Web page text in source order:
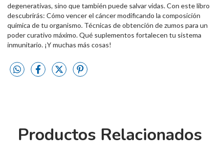
degenerativas, sino que también puede salvar vidas. Con este libro
descubrirás: Cómo vencer el cáncer modificando la composición
química de tu organismo. Técnicas de obtención de zumos para un
poder curativo máximo. Qué suplementos fortalecen tu sistema
inmunitario. ¡Y muchas más cosas!
Productos Relacionados